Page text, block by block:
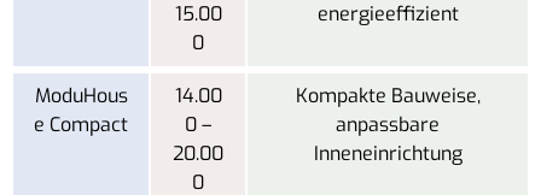
15.00
0
energieeffizient
ModuHous
e Compact
14.00
0 –
20.00
0
Kompakte Bauweise,
anpassbare
Inneneinrichtung